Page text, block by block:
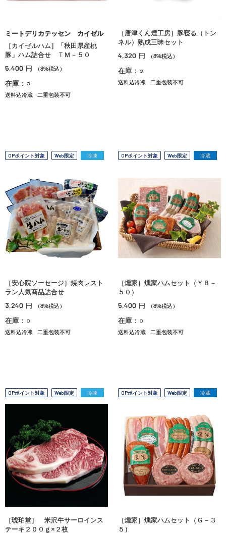
ミートデリカテッセン カイゼル
［カイゼルハム］「秋田県産桃
豚」ハム詰合せ ＴＭ－５０
5,400 円 （8%税込）
在庫：○
送料込冷蔵 二重包装不可
［唐津くん煙工房］豚寝る（トン
ネル）熟成三昧セット
4,320 円 （8%税込）
在庫：○
送料込冷凍 二重包装不可
OPポイント対象 Web限定 冷凍
［安心院ソーセージ］焼肉レスト
ラン人気商品詰合せ
3,240 円 （8%税込）
在庫：○
送料込冷凍 二重包装不可
OPポイント対象 Web限定 冷蔵
［燻家］燻家ハムセット（ＹＢ－
５０）
5,400 円 （8%税込）
在庫：○
送料込冷蔵 二重包装不可
OPポイント対象 Web限定 冷凍
［琥珀堂］ 米沢牛サーロインス
テーキ２００ｇ×２枚
OPポイント対象 Web限定 冷蔵
［燻家］燻家ハムセット（Ｇ－３
５）